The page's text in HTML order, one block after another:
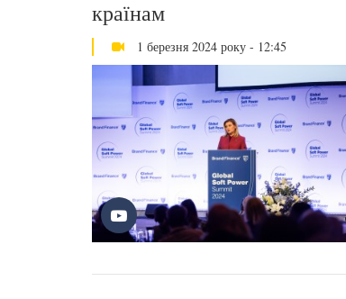
країнам
1 березня 2024 року - 12:45